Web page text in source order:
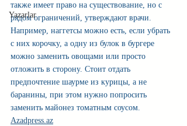
Yazarlar
также имеет право на существование, но с
рядом ограничений, утверждают врачи.
Например, наггетсы можно есть, если убрать
с них корочку, а одну из булок в бургере
можно заменить овощами или просто
отложить в сторону. Стоит отдать
предпочтение шаурме из курицы, а не
баранины, при этом нужно попросить
заменить майонез томатным соусом.
Azadpress.az